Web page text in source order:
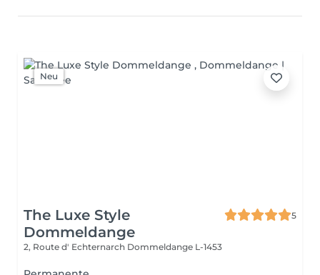
Neu
The Luxe Style
Dommeldange
5
2, Route d' Echternarch Dommeldange L-1453